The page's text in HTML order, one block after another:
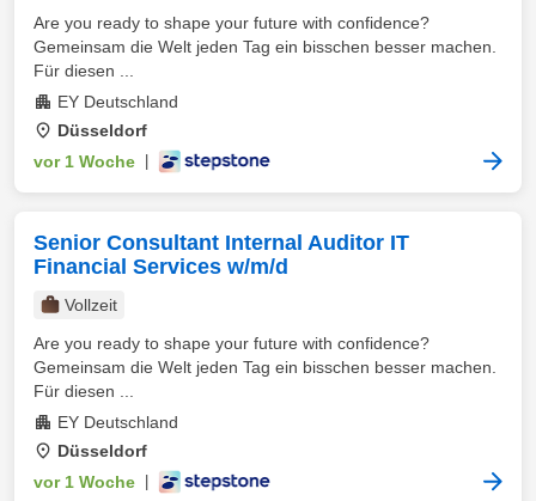
Are you ready to shape your future with confidence?
Gemeinsam die Welt jeden Tag ein bisschen besser machen.
Für diesen ...
EY Deutschland
Düsseldorf
vor 1 Woche
Senior Consultant Internal Auditor IT
Financial Services w/m/d
Vollzeit
Are you ready to shape your future with confidence?
Gemeinsam die Welt jeden Tag ein bisschen besser machen.
Für diesen ...
EY Deutschland
Düsseldorf
vor 1 Woche